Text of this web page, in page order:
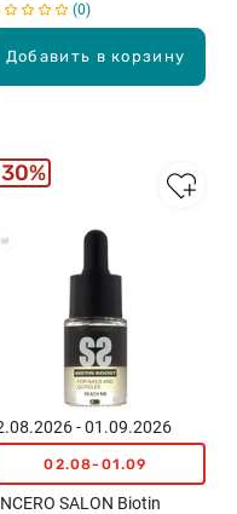
Добавить в корзину
0
- 01.09.2026
02.08-01.09
SALON Biotin
30%